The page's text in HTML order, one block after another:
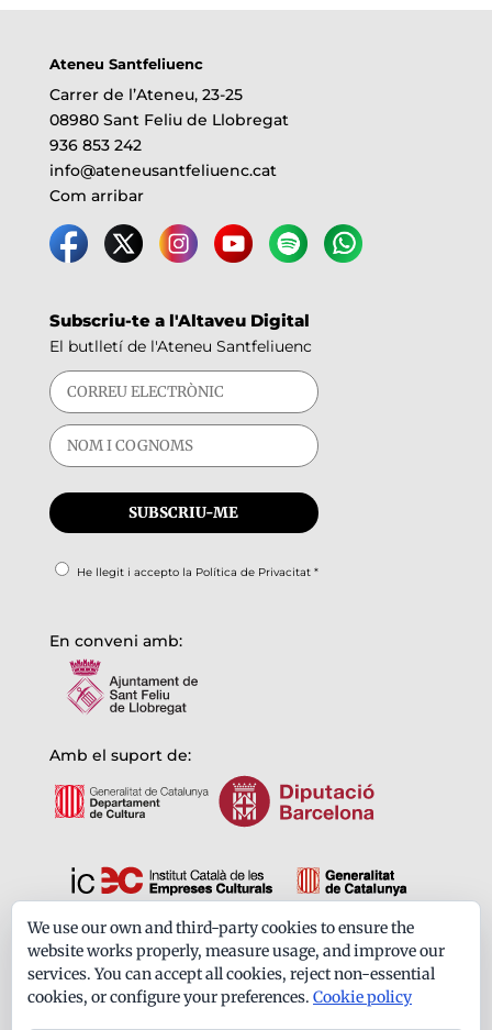
Ateneu Santfeliuenc
Carrer de l’Ateneu, 23-25
08980 Sant Feliu de Llobregat
936 853 242
info@ateneusantfeliuenc.cat
Com arribar
Subscriu-te a l'Altaveu Digital
El butlletí de l'Ateneu Santfeliuenc
He llegit i accepto la Política de Privacitat*
En conveni amb:
Amb el suport de:
Formem part de:
We use our own and third-party cookies to ensure the
website works properly, measure usage, and improve our
services. You can accept all cookies, reject non-essential
cookies, or configure your preferences. Cookie policy